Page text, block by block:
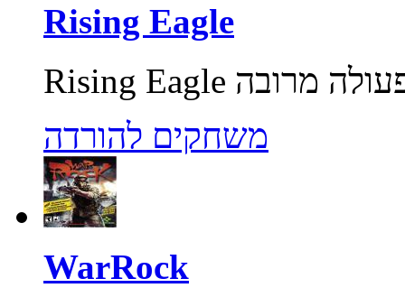
Rising Eagle
משחקים להורדה
WarRock